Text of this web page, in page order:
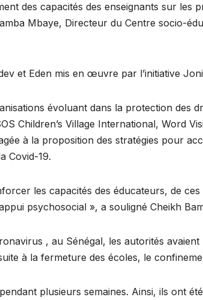
des capacités des enseignants sur
Mbaye, Directeur du Centre socio-
et Eden mis en œuvre par l’initiative
évoluant dans la protection des
Children’s Village International, Word
à la proposition des stratégies pour
Covid-19.
les capacités des éducateurs, de
psychosocial », a souligné Cheikh
, au Sénégal, les autorités
à la fermeture des écoles, le
plusieurs semaines. Ainsi, ils ont